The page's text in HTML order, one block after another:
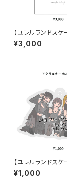
【ユレルランドスケ
ast word」
¥3,000
【ユレルランドスケ
キーホルダー
¥1,000